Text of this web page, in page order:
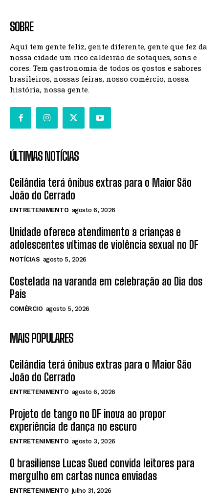
SOBRE
Aqui tem gente feliz, gente diferente, gente que fez da
nossa cidade um rico caldeirão de sotaques, sons e
cores. Tem gastronomia de todos os gostos e sabores
brasileiros, nossas feiras, nosso comércio, nossa
história, nossa gente.
ÚLTIMAS NOTÍCIAS
Ceilândia terá ônibus extras para o Maior São
João do Cerrado
ENTRETENIMENTO agosto 6, 2026
Unidade oferece atendimento a crianças e
adolescentes vítimas de violência sexual no DF
NOTÍCIAS agosto 5, 2026
Costelada na varanda em celebração ao Dia dos
Pais
COMÉRCIO agosto 5, 2026
MAIS POPULARES
Ceilândia terá ônibus extras para o Maior São
João do Cerrado
ENTRETENIMENTO agosto 6, 2026
Projeto de tango no DF inova ao propor
experiência de dança no escuro
ENTRETENIMENTO agosto 3, 2026
O brasiliense Lucas Sued convida leitores para
mergulho em cartas nunca enviadas
ENTRETENIMENTO julho 31, 2026